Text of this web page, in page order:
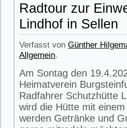
Radtour zur
Lindhof in Sellen
Verfasst von Günther
Allgemein.
Am Sontag den
Heimatverein
Radfahrer Schutzhütte
wird die Hütte mit
werden Getränke und